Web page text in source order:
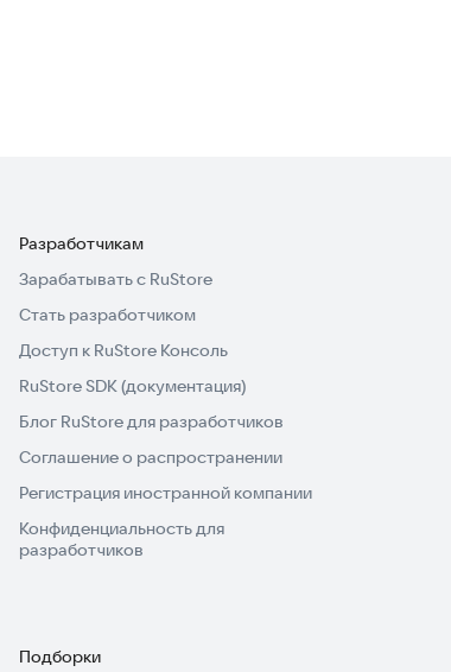
Разработчикам
Зарабатывать с RuStore
Стать разработчиком
Доступ к RuStore Консоль
RuStore SDK (документация)
Блог RuStore для разработчиков
Соглашение о распространении
Регистрация иностранной компании
Конфиденциальность для
разработчиков
Подборки